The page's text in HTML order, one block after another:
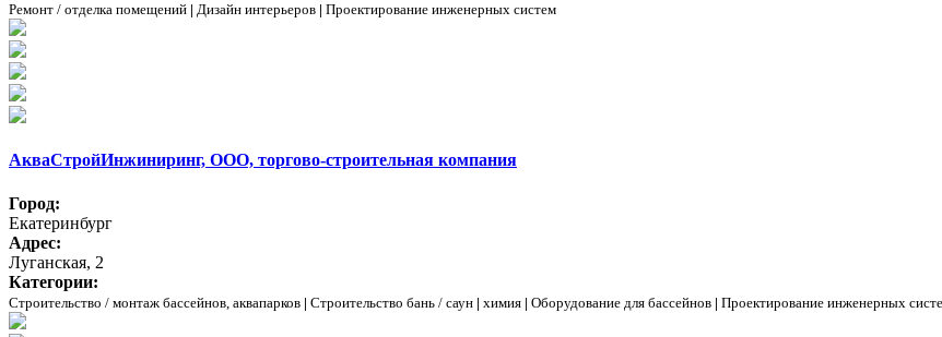
Ремонт / отделка помещений | Дизайн интерьеров | Проектирование инженерных систем
АкваСтройИнжиниринг, ООО, торгово-строительная компания
Город:
Екатеринбург
Адрес:
Луганская, 2
Категории:
Строительство / монтаж бассейнов, аквапарков | Строительство бань / саун | химия | Оборудование для бассейнов | Проектирование инженерных